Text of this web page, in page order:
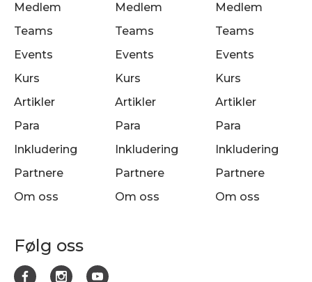
Medlem
Teams
Events
Kurs
Artikler
Para
Inkludering
Partnere
Om oss
Medlem
Teams
Events
Kurs
Artikler
Para
Inkludering
Partnere
Om oss
Medlem
Teams
Events
Kurs
Artikler
Para
Inkludering
Partnere
Om oss
Følg oss